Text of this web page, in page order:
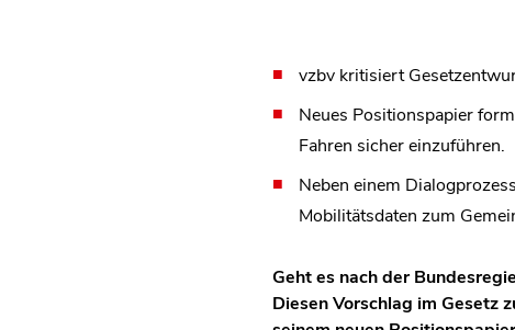
vzbv kritisiert
Neues Positionspapier
Fahren sicher einzuführen.
Neben einem
Mobilitätsdaten zum
Geht es nach der
Diesen Vorschlag im Gesetz